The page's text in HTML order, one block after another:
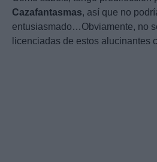
Cazafantasmas, así que no
entusiasmado…Obviamente, no
licenciadas de estos alucinantes